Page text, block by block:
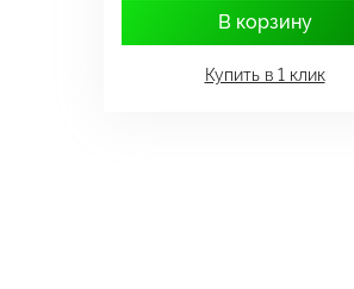
В корзину
Купить в 1 клик